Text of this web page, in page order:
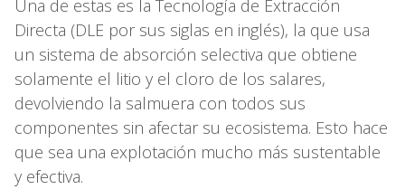
Una de estas es la Tecnología de Extracción
Directa (DLE por sus siglas en inglés), la que usa
un sistema de absorción selectiva que obtiene
solamente el litio y el cloro de los salares,
devolviendo la salmuera con todos sus
componentes sin afectar su ecosistema. Esto hace
que sea una explotación mucho más sustentable
y efectiva.